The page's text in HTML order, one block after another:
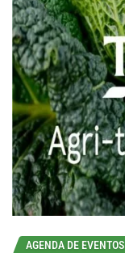
AGENDA DE EVENTOS